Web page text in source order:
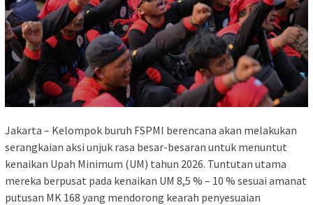
Jakarta – Kelompok buruh FSPMI berencana akan melakukan
serangkaian aksi unjuk rasa besar-besaran untuk menuntut
kenaikan Upah Minimum (UM) tahun 2026. Tuntutan utama
mereka berpusat pada kenaikan UM 8,5 % – 10 % sesuai amanat
putusan MK 168 yang mendorong kearah penyesuaian